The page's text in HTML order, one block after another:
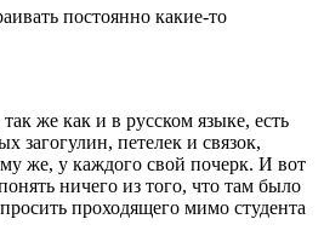
постоянно какие-то
же как и в русском языке, есть
загогулин, петелек и связок,
же, у каждого свой почерк. И вот
ничего из того, что там было
проходящего мимо студента